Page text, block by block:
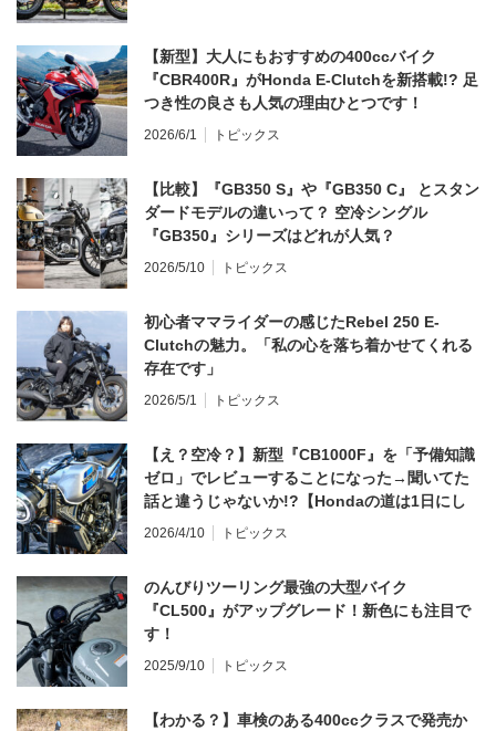
【新型】大人にもおすすめの400ccバイク
『CBR400R』がHonda E-Clutchを新搭載!? 足
つき性の良さも人気の理由ひとつです！
2026/6/1 トピックス
【比較】『GB350 S』や『GB350 C』 とスタン
ダードモデルの違いって？ 空冷シングル
『GB350』シリーズはどれが人気？
2026/5/10 トピックス
初心者ママライダーの感じたRebel 250 E-
Clutchの魅力。「私の心を落ち着かせてくれる
存在です」
2026/5/1 トピックス
【え？空冷？】新型『CB1000F』を「予備知識
ゼロ」でレビューすることになった→聞いてた
話と違うじゃないか!?【Hondaの道は1日にし
てならず／CB1000F ①第一印象 編】
2026/4/10 トピックス
のんびりツーリング最強の大型バイク
『CL500』がアップグレード！新色にも注目で
す！
2025/9/10 トピックス
【わかる？】車検のある400ccクラスで発売か